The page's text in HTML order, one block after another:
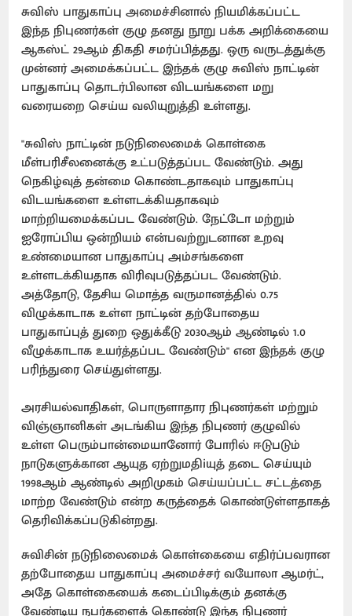
சுவிஸ் பாதுகாப்பு அமைச்சினால் நியமிக்கப்பட்ட
இந்த நிபுணர்கள் குழு தனது நூறு பக்க அறிக்கையை
ஆகஸ்ட் 29ஆம் திகதி சமர்ப்பித்தது. ஒரு வருடத்துக்கு
முன்னர் அமைக்கப்பட்ட இந்தக் குழு சுவிஸ் நாட்டின்
பாதுகாப்பு தொடர்பிலான விடயங்களை மறு
வரையறை செய்ய வலியுறுத்தி உள்ளது.
''சுவிஸ் நாட்டின் நடுநிலைமைக் கொள்கை
மீள்பரிசீலனைக்கு உட்படுத்தப்பட வேண்டும். அது
நெகிழ்வுத் தன்மை கொண்டதாகவும் பாதுகாப்பு
விடயங்களை உள்ளடக்கியதாகவும்
மாற்றியமைக்கப்பட வேண்டும். நேட்டோ மற்றும்
ஐரோப்பிய ஒன்றியம் என்பவற்றுடனான உறவு
உண்மையான பாதுகாப்பு அம்சங்களை
உள்ளடக்கியதாக விரிவுபடுத்தப்பட வேண்டும்.
அத்தோடு, தேசிய மொத்த வருமானத்தில் 0.75
விழுக்காடாக உள்ள நாட்டின் தற்போதைய
பாதுகாப்புத் துறை ஒதுக்கீடு 2030ஆம் ஆண்டில் 1.0
வீழுக்காடாக உயர்த்தப்பட வேண்டும்'' என இந்தக் குழு
பரிந்துரை செய்துள்ளது.
அரசியல்வாதிகள், பொருளாதார நிபுணர்கள் மற்றும்
விஞ்ஞானிகள் அடங்கிய இந்த நிபுணர் குழுவில்
உள்ள பெரும்பான்மையானோர் போரில் ஈடுபடும்
நாடுகளுக்கான ஆயுத ஏற்றுமதிiயுத் தடை செய்யும்
1998ஆம் ஆண்டில் அறிமுகம் செய்யப்பட்ட சட்டத்தை
மாற்ற வேண்டும் என்ற கருத்தைக் கொண்டுள்ளதாகத்
தெரிவிக்கப்படுகின்றது.
சுவிசின் நடுநிலைமைக் கொள்கையை எதிர்ப்பவரான
தற்போதைய பாதுகாப்பு அமைச்சர் வயோலா ஆமர்ட்,
அதே கொள்கையைக் கடைப்பிடிக்கும் தனக்கு
வேண்டிய நபர்களைக் கொண்டு இந்த நிபுணர்